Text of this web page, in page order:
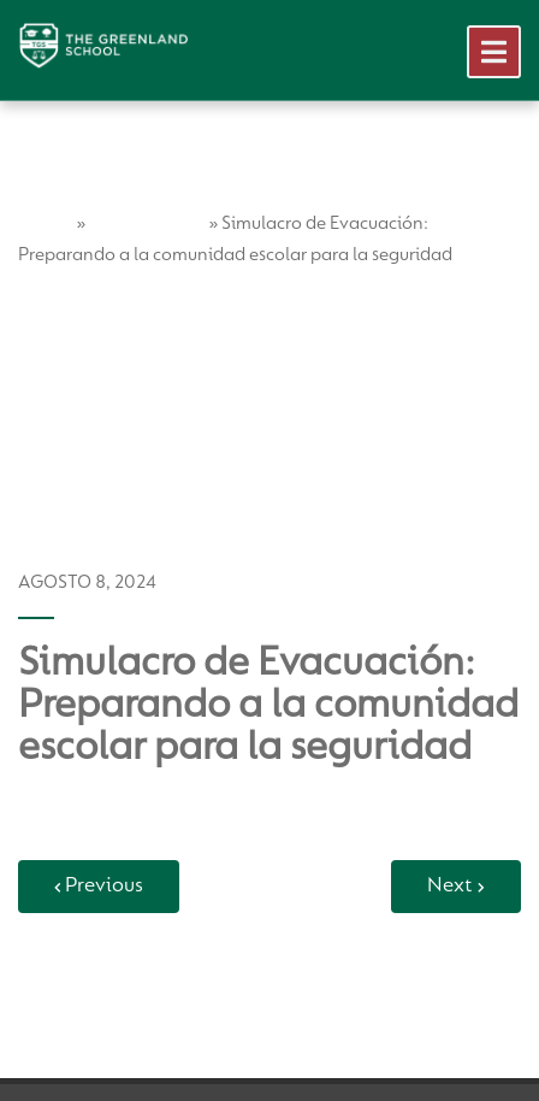
» » Simulacro de Evacuación:
Preparando a la comunidad escolar para la seguridad
AGOSTO 8, 2024
Simulacro de Evacuación:
Preparando a la comunidad
escolar para la seguridad
Previous Next